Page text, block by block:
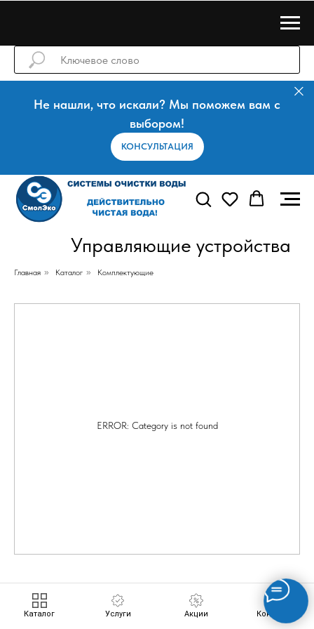
Не нашли, что искали? Мы поможем вам с
выбором!
КОНСУЛЬТАЦИЯ
Каталог Услуги Акции Контакты
Управляющие устройства
Главная » Каталог » Комплектующие
ERROR: Category is not found